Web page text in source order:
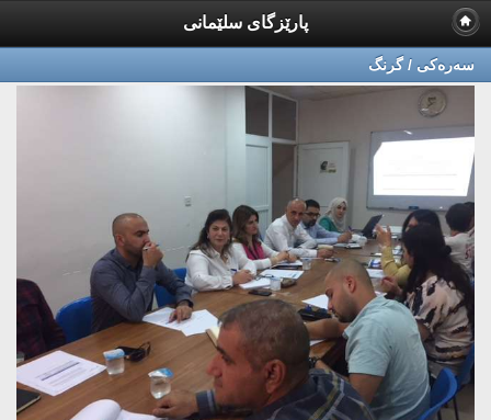
پارێزگای سلێمانی
سه‌ره‌كی / گرنگ